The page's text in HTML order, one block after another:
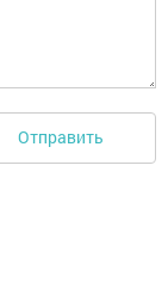
Отправить